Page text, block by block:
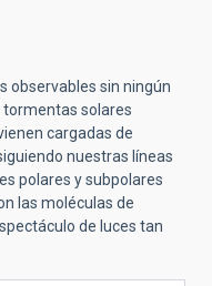
observables sin ningún
solares
cargadas de
nuestras líneas
polares y subpolares
las moléculas de
de luces tan